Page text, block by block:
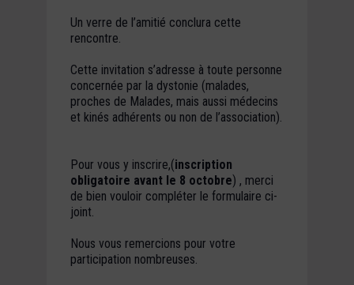
Un verre de l’amitié conclura cette
rencontre.
Cette invitation s’adresse à toute personne
concernée par la dystonie (malades,
proches de Malades, mais aussi médecins
et kinés adhérents ou non de l’association).
Pour vous y inscrire,(inscription
obligatoire avant le 8 octobre) , merci
de bien vouloir compléter le formulaire ci­-
joint.
Nous vous remercions pour votre
participation nombreuses.